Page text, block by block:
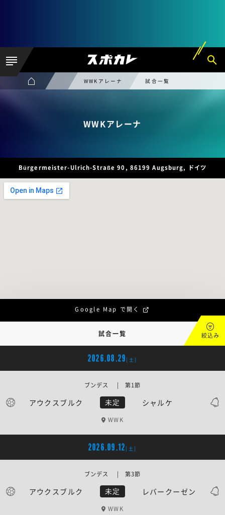
WWKアレーナ 試合一覧
WWKアレーナ
Bürgermeister-Ulrich-Straße 90, 86199 Augsburg, ドイツ
Google Map で開く
試合一覧 絞込み
2026.08.29 [土]
アウクスブルク 未定 シャルケ
ブンデス | 第1節
WWK
2026.09.12 [土]
アウクスブルク 未定 レバークーゼン
ブンデス | 第3節
WWK